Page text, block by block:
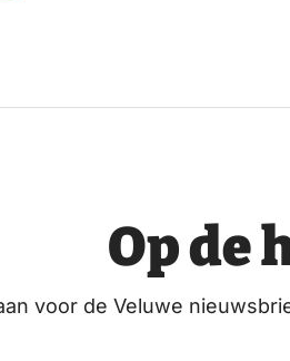
Op de
voor de Veluwe